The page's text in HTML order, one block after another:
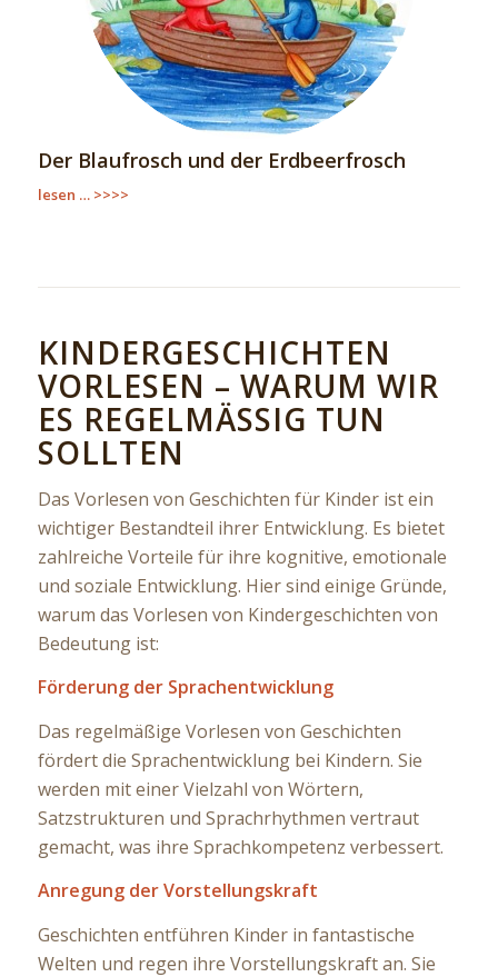
Der Blaufrosch und der Erdbeerfrosch
lesen … >>>>
KINDERGESCHICHTEN
VORLESEN – WARUM WIR
ES REGELMÄSSIG TUN S
OLLTEN
Das Vorlesen von Geschichten für Kinder ist ein
wichtiger Bestandteil ihrer Entwicklung. Es bietet
zahlreiche Vorteile für ihre kognitive, emotionale
und soziale Entwicklung. Hier sind einige Gründe,
warum das Vorlesen von Kindergeschichten von
Bedeutung ist:
Förderung der Sprachentwicklung
Das regelmäßige Vorlesen von Geschichten
fördert die Sprachentwicklung bei Kindern. Sie
werden mit einer Vielzahl von Wörtern,
Satzstrukturen und Sprachrhythmen vertraut
gemacht, was ihre Sprachkompetenz verbessert.
Anregung der Vorstellungskraft
Geschichten entführen Kinder in fantastische
Welten und regen ihre Vorstellungskraft an. Sie